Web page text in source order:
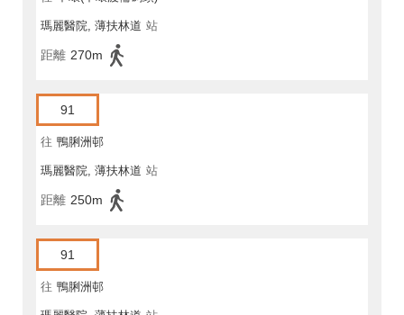
瑪麗醫院, 薄扶林道 站
距離 270m
91
往 鴨脷洲邨
瑪麗醫院, 薄扶林道 站
距離 250m
91
往 鴨脷洲邨